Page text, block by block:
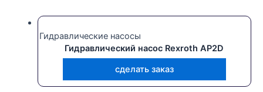
Гидравлические насосы
Гидравлический насос Rexroth AP2D
сделать заказ